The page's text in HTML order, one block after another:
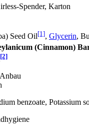
Spender, Karton
Seed Oil[1], Glycerin,
(Cinnamon)
[2]
benzoate, Potassium